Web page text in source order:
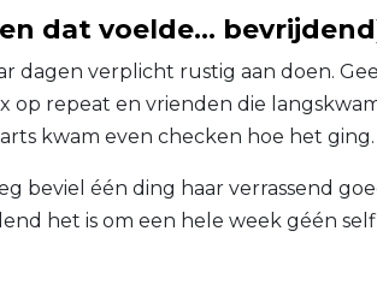
dat voelde…
dagen verplicht rustig aan doen.
op repeat en vrienden die
kwam even checken hoe het ging.
beviel één ding haar verrassend
het is om een hele week géén